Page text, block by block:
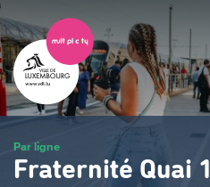
Passer
au
contenu
principal
Par ligne
Fraternité Quai 1